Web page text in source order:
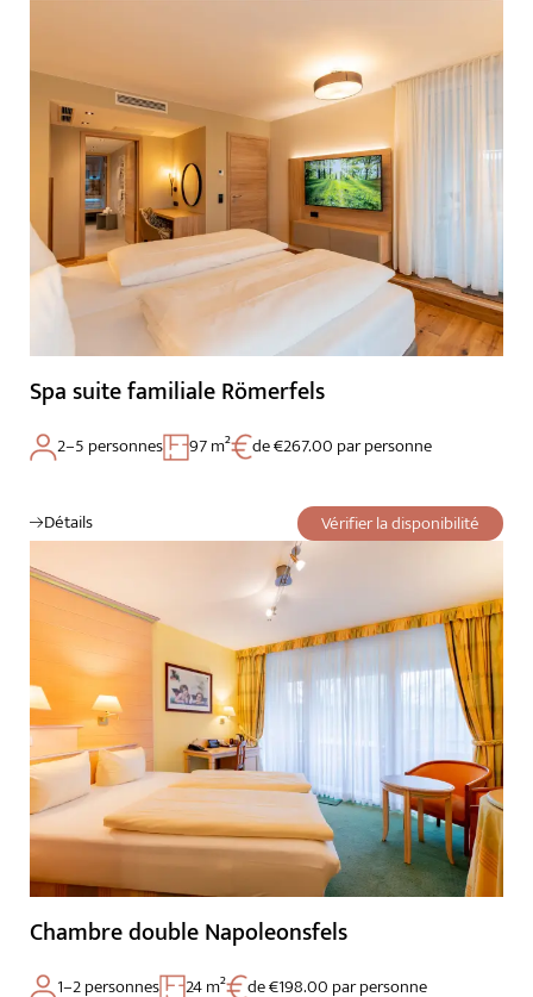
Le Wald Spa Resort
Chambres et tarifs
Bien-être
Gastronomie
Palatinat et Alsace
Spa suite familiale Römerfels
Vérifier la disponibilité
2–5 personnes 97 m² de €267.00 par personne
Détails
Chambre double Napoleonsfels
1–2 personnes 24 m² de €198.00 par personne